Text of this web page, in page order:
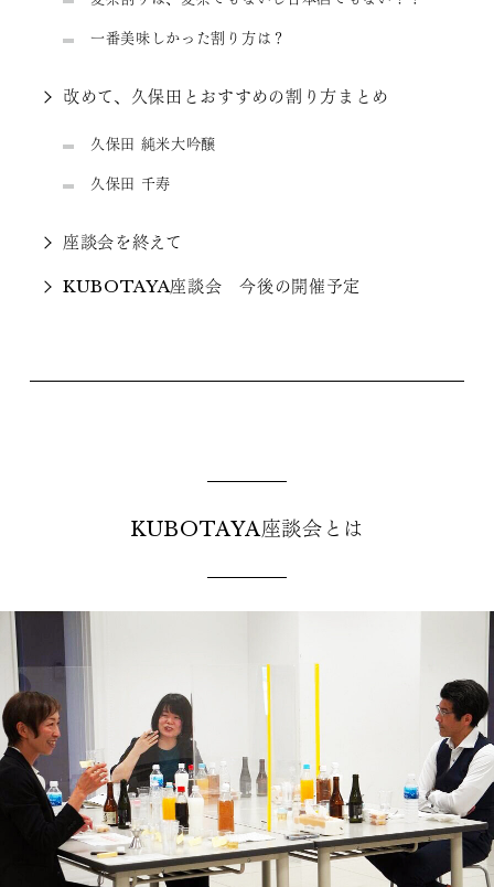
一番美味しかった割り方は？
改めて、久保田とおすすめの割り方まとめ
久保田 純米大吟醸
久保田 千寿
座談会を終えて
KUBOTAYA座談会 今後の開催予定
KUBOTAYA座談会とは